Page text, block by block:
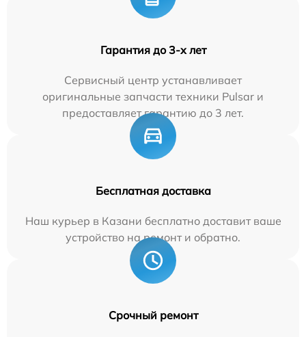
Гарантия до 3-х лет
Сервисный центр устанавливает
оригинальные запчасти техники Pulsar и
предоставляет гарантию до 3 лет.
Бесплатная доставка
Наш курьер в Казани бесплатно доставит ваше
устройство на ремонт и обратно.
Срочный ремонт